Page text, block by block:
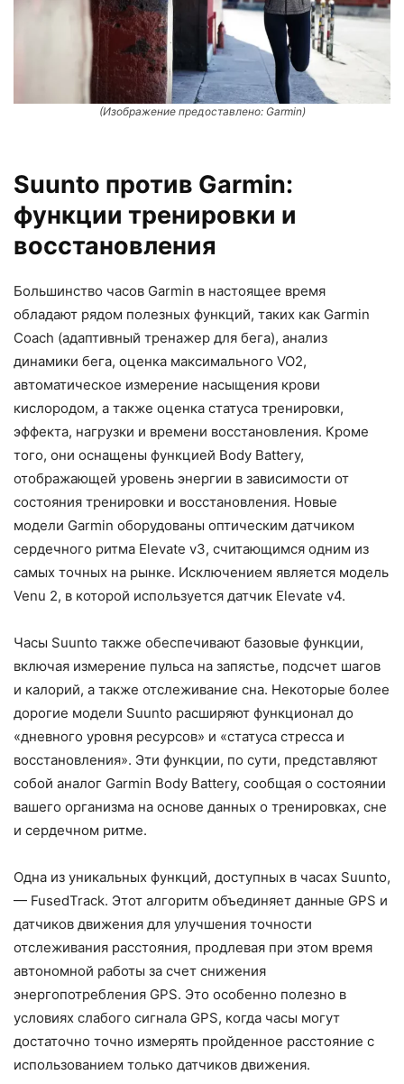
(Изображение предоставлено: Garmin)
Suunto против Garmin:
функции тренировки и
восстановления
Большинство часов Garmin в настоящее время
обладают рядом полезных функций, таких как Garmin
Coach (адаптивный тренажер для бега), анализ
динамики бега, оценка максимального VO2,
автоматическое измерение насыщения крови
кислородом, а также оценка статуса тренировки,
эффекта, нагрузки и времени восстановления. Кроме
того, они оснащены функцией Body Battery,
отображающей уровень энергии в зависимости от
состояния тренировки и восстановления. Новые
модели Garmin оборудованы оптическим датчиком
сердечного ритма Elevate v3, считающимся одним из
самых точных на рынке. Исключением является модель
Venu 2, в которой используется датчик Elevate v4.
Часы Suunto также обеспечивают базовые функции,
включая измерение пульса на запястье, подсчет шагов
и калорий, а также отслеживание сна. Некоторые более
дорогие модели Suunto расширяют функционал до
«дневного уровня ресурсов» и «статуса стресса и
восстановления». Эти функции, по сути, представляют
собой аналог Garmin Body Battery, сообщая о состоянии
вашего организма на основе данных о тренировках, сне
и сердечном ритме.
Одна из уникальных функций, доступных в часах Suunto,
— FusedTrack. Этот алгоритм объединяет данные GPS и
датчиков движения для улучшения точности
отслеживания расстояния, продлевая при этом время
автономной работы за счет снижения
энергопотребления GPS. Это особенно полезно в
условиях слабого сигнала GPS, когда часы могут
достаточно точно измерять пройденное расстояние с
использованием только датчиков движения.